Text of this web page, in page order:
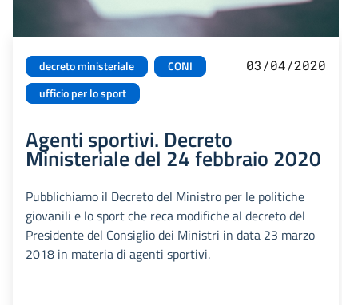
decreto ministeriale
CONI
ufficio per lo sport
03/04/2020
Agenti sportivi. Decreto
Ministeriale del 24 febbraio 2020
Pubblichiamo il Decreto del Ministro per le politiche
giovanili e lo sport che reca modifiche al decreto del
Presidente del Consiglio dei Ministri in data 23 marzo
2018 in materia di agenti sportivi.